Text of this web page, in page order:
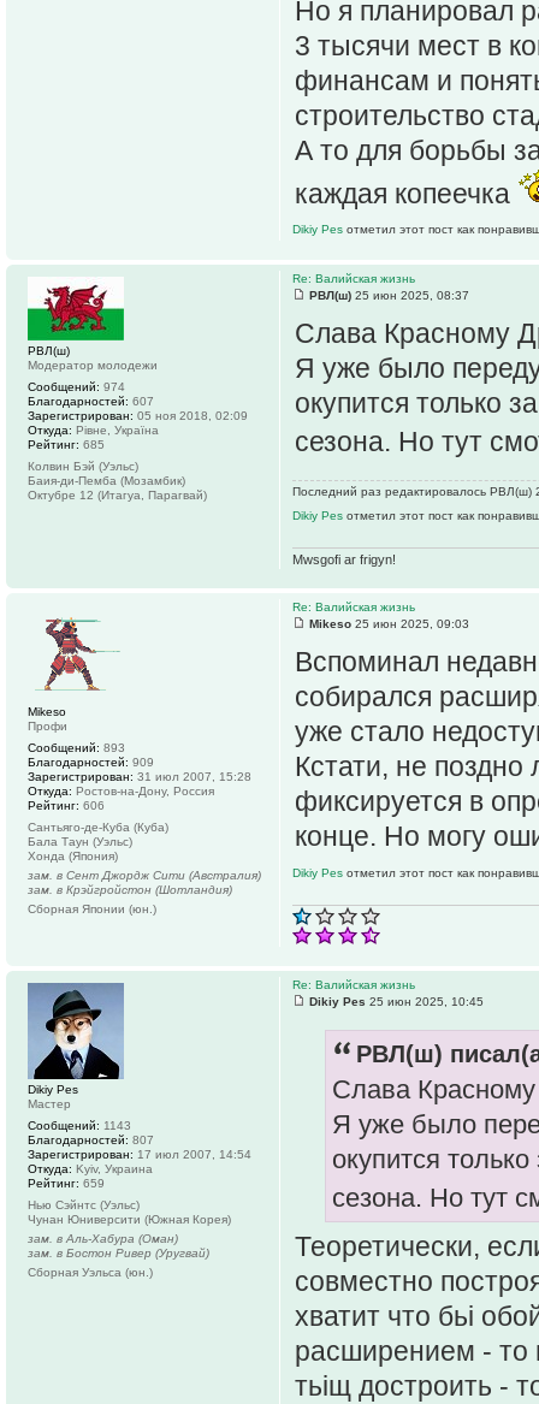
Но я планировал
3 тысячи мест в
финансам и
строительство
А то для борьбы
каждая копеечка
Dikiy Pes отметил этот пост как
Re: Валийская жизнь
РВЛ(ш) 25 июн 2025, 08:37
Слава Красному
Я уже было
окупится только
сезона. Но тут
Последний раз редактировалось РВЛ(ш)
Dikiy Pes отметил этот пост как
Mwsgofi ar frigyn!
РВЛ(ш)
Модератор молодежи
Сообщений: 974
Благодарностей: 607
Зарегистрирован: 05 ноя 2018, 02:09
Откуда: Рiвне, Україна
Рейтинг: 685
Колвин Бэй (Уэльс)
Баия-ди-Пемба (Мозамбик)
Октубре 12 (Итагуа, Парагвай)
Re: Валийская жизнь
Mikeso 25 июн 2025, 09:03
Вспоминал
собирался
уже стало
Кстати, не
фиксируется в
конце. Но могу
Dikiy Pes отметил этот пост как
Mikeso
Профи
Сообщений: 893
Благодарностей: 909
Зарегистрирован: 31 июл 2007, 15:28
Откуда: Ростов-на-Дону, Россия
Рейтинг: 606
Сантьяго-де-Куба (Куба)
Бала Таун (Уэльс)
Хонда (Япония)
зам. в Сент Джордж Сити (Австралия)
зам. в Крэйгройстон (Шотландия)
Сборная Японии (юн.)
Re: Валийская жизнь
Dikiy Pes 25 июн 2025, 10:45
РВЛ(ш)
Слава
Я уже было
окупится
сезона. Но тут
Теоретически,
совместно
хватит что бьі
расширением - то
тьіщ достроить -
Dikiy Pes
Мастер
Сообщений: 1143
Благодарностей: 807
Зарегистрирован: 17 июл 2007, 14:54
Откуда: Kyiv, Украина
Рейтинг: 659
Нью Сэйнтс (Уэльс)
Чунан Юниверсити (Южная Корея)
зам. в Аль-Хабура (Оман)
зам. в Бостон Ривер (Уругвай)
Сборная Уэльса (юн.)